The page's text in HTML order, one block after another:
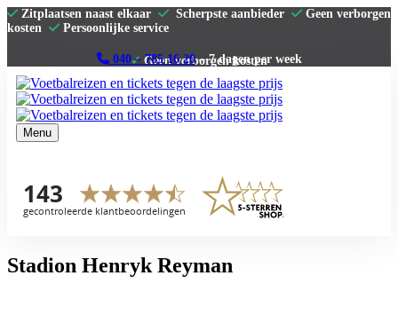
Zitplaatsen naast elkaar Scherpste aanbieder
Geen verborgen
kosten
Persoonlijke service
040 – 785 16 20– 7 dagen per week
Menu
La Liga
Serie A
Contact
Stadion Henryk Reyman